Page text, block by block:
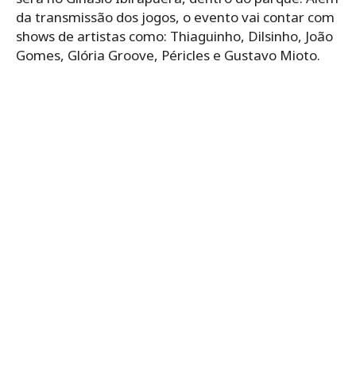
da transmissão dos jogos, o evento vai contar com
shows de artistas como: Thiaguinho, Dilsinho, João
Gomes, Glória Groove, Péricles e Gustavo Mioto.